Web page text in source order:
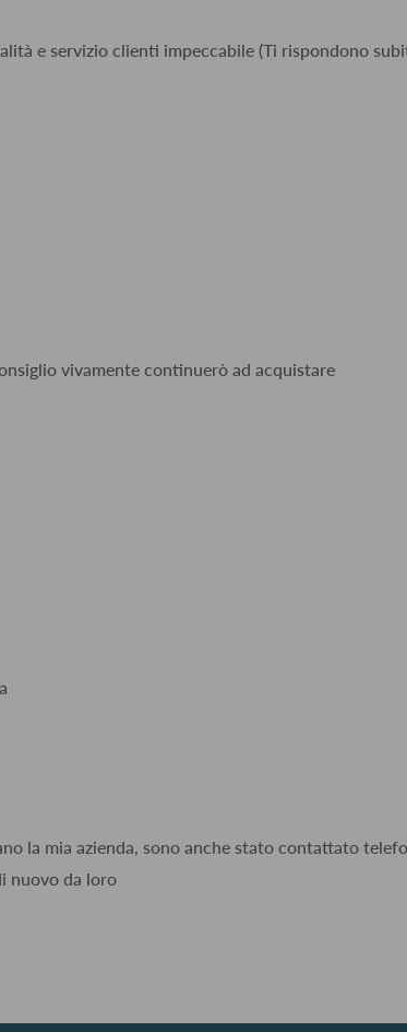
e servizio clienti impeccabile (Ti rispondono
vivamente continuerò ad acquistare
la mia azienda, sono anche stato contattato
nuovo da loro